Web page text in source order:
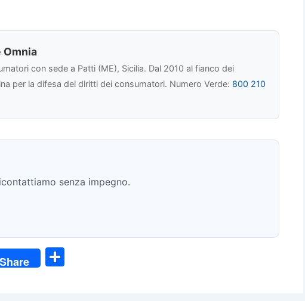
Omnia
con sede a Patti (ME), Sicilia. Dal 2010 al fianco dei
per la difesa dei diritti dei consumatori. Numero Verde: 800 210
senza impegno.
Share